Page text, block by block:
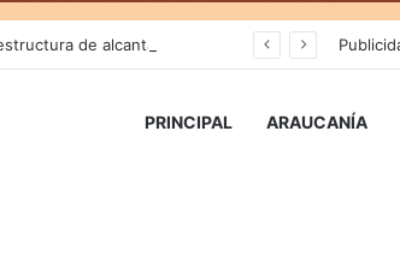
PRINCIPAL ARAUCANÍA